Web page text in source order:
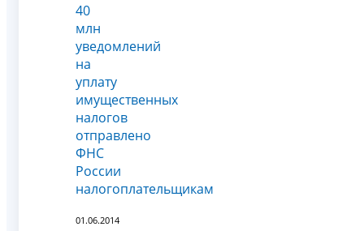
40
млн
уведомлений
на
уплату
имущественных
налогов
отправлено
ФНС
России
налогоплательщикам
01.06.2014